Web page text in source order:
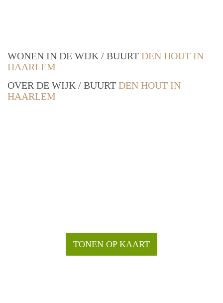
WONEN IN DE WIJK / BUURT DEN HOUT IN
HAARLEM
OVER DE WIJK / BUURT DEN HOUT IN
HAARLEM
TONEN OP KAART